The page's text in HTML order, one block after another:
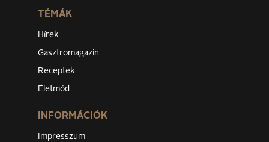
TÉMÁK
Hírek
Gasztromagazin
Receptek
Életmód
INFORMÁCIÓK
Impresszum